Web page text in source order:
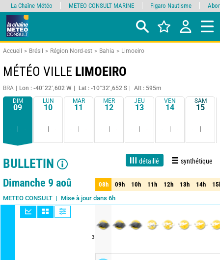
Accueil Brésil Région Nord-est Bahia Limoeiro
MÉTÉO VILLE LIMOEIRO
BRA Lon : -40°22’,602 W Lat : -10°32’,652 S
Alt : 595m
DIM
09
- -
LUN
10
- -
MAR
11
- -
MER
12
- -
JEU
13
- -
VEN
14
- -
SAM
15
- -
BULLETIN détaillé synthétique
1 jour 3 jours 7 jours 15 jours Fiabilité 90%
Dimanche 9 aoû
METEO CONSULT Mise à jour dans 6h
3
08h 09h 10h 11h 12h 13h 14h
08h 09h 10h 11h 12h 13h 14h
La Chaîne Météo METEO CONSULT MARINE Figaro Nautisme